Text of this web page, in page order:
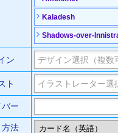
Kaladesh
Shadows-over-
ン
ト
ー
方法